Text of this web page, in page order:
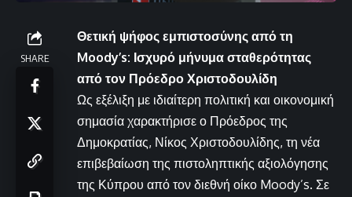
SHARE
Θετική ψήφος εμπιστοσύνης από τη
Moody’s: Ισχυρό μήνυμα σταθερότητας
από τον Πρόεδρο Χριστοδουλίδη
Ως εξέλιξη με ιδιαίτερη πολιτική και οικονομική
σημασία χαρακτήρισε ο Πρόεδρος της
Δημοκρατίας, Νίκος Χριστοδουλίδης, τη νέα
επιβεβαίωση της πιστοληπτικής αξιολόγησης
της Κύπρου από τον διεθνή οίκο Moody’s. Σε